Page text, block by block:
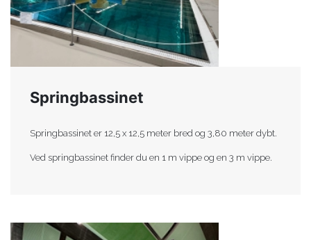
Springbassinet
Springbassinet er 12,5 x 12,5 meter bred og 3,80 meter dybt.
Ved springbassinet finder du en 1 m vippe og en 3 m vippe.